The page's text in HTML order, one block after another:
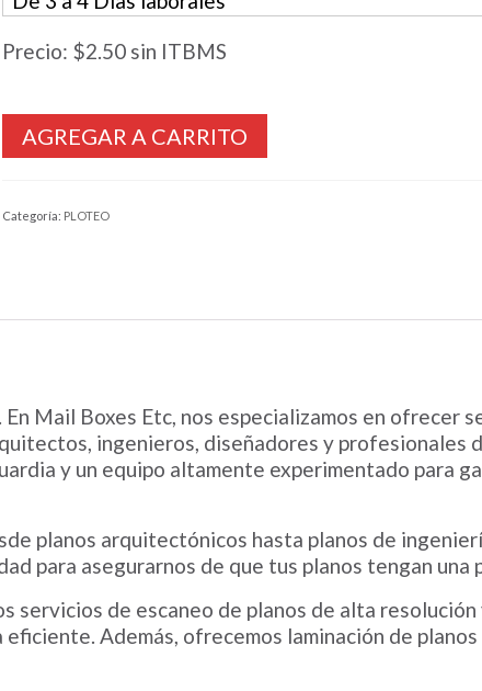
Precio: $2.50sin ITBMS
Categoría: PLOTEO
Mail Boxes Etc, nos especializamos en ofrecer
ingenieros, diseñadores y profesionales
y un equipo altamente experimentado para
planos arquitectónicos hasta planos de
para asegurarnos de que tus planos tengan una
servicios de escaneo de planos de alta resolución
Además, ofrecemos laminación de